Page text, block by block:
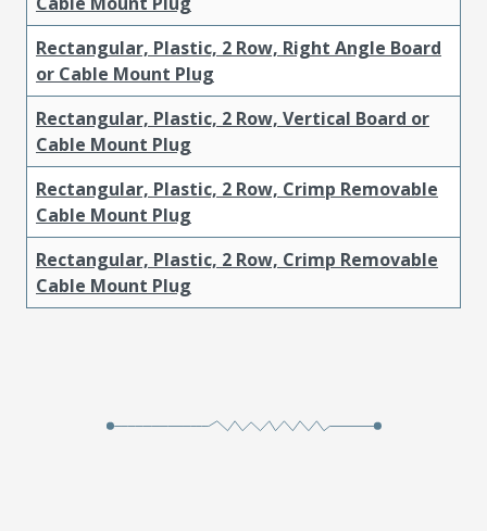
Rectangular, Plastic, 2 Row, Right Angle Board
or Cable Mount Plug
Rectangular, Plastic, 2 Row, Vertical Board or
Cable Mount Plug
Rectangular, Plastic, 2 Row, Crimp Removable
Cable Mount Plug
Rectangular, Plastic, 2 Row, Crimp Removable
Cable Mount Plug